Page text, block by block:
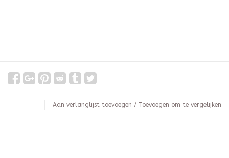
Aan verlanglijst toevoegen / Toevoegen om te vergelijken